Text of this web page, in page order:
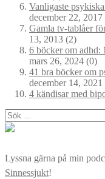
Vanligaste
december 22, 2017
Gamla tv-tablåer
13, 2013 (2)
6 böcker om adhd:
mars 26, 2024 (0)
41 bra böcker om
december 14, 2021
4 kändisar med
Sök
efter:
Lyssna gärna på min
Sinnessjukt!